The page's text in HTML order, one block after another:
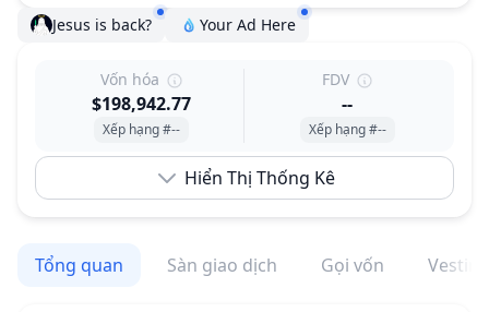
Jesus is back? Your Ad Here
Vốn hóa
$198,942.77
Xếp hạng #--
FDV
--
Xếp hạng #--
Hiển Thị Thống Kê
Tổng quan Sàn giao dịch Gọi vốn Vesting